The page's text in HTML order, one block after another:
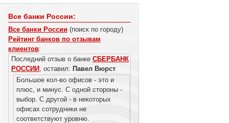
Все банки России:
Все банки России (поиск по городу)
Рейтинг банков по отзывам
клиентов:
Последний отзыв о банке СБЕРБАНК
РОССИИ , оставил: Павел Вюрст
Большое кол-во офисов - это и
плюс, и минус. С одной стороны -
выбор. С другой - в некоторых
офисах сотрудники не
соответствуют уровню.